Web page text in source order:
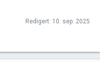
Redigert: 10. sep. 2025